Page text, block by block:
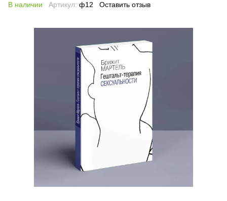
В наличии Артикул: ф12 Оставить отзыв